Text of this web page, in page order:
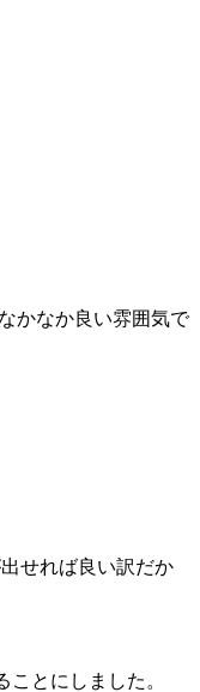
かなか良い雰囲気で
せれば良い訳だか
とにしました。